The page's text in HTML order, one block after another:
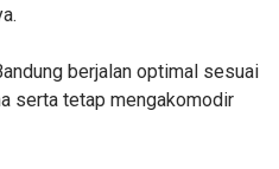
berjalan optimal sesuai
serta tetap mengakomodir